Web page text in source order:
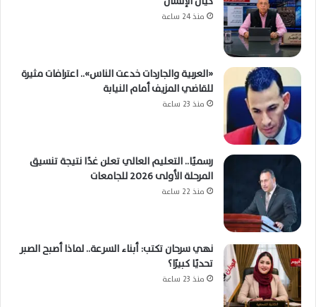
منذ 24 ساعة
«العربية والجاردات خدعت الناس».. اعترافات مثيرة
للقاضي المزيف أمام النيابة
منذ 23 ساعة
رسميًا.. التعليم العالي تعلن غدًا نتيجة تنسيق
المرحلة الأولى 2026 للجامعات
منذ 22 ساعة
نهي سرحان تكتب: أبناء السرعة.. لماذا أصبح الصبر
تحديًا كبيرًا؟
منذ 23 ساعة